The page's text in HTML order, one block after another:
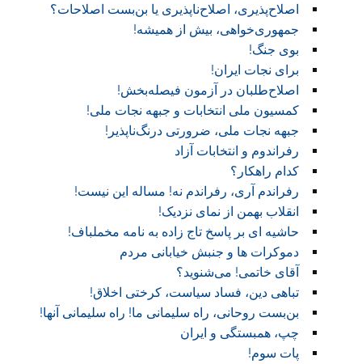
اصلاح‌پذیری، اصلاح‌ناپذیری یا بن‌بست اصلاحات؟
جمهوری‌خواهی، بیش از همیشه!
بوی جنگ!
برای نجات ایران!
اصلاح‌طلبان در آزمون فیصله‌بخش!
کمسیون ملی انتخابات و جبهه نجات ملی!
جبهه نجات ملی، ضرورتی درنگ‌ناپذیر!
رفراندوم و انتخابات آزاد
کدام راهکار؟
رفراندم آری، رفراندم نه! مساله این نیست!
انقلاب بهمن از نمای نزدیک!
حاشیه ای بر پاسخ تاج زاده به نامه مخملباف!
دموکرات ها و جنبش خیابانی مردم
آقای خاتمی! می‌شنوید؟
تباهی دین، فساد سیاست، کرختی اخلاق!
بن‌بست روحانی، راه سلیمانی ما! راه سلیمانی آنها!
چپ، همبستگی و ایران
پات سوم!